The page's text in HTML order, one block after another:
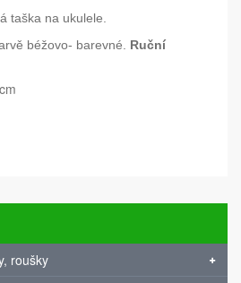
taška na ukulele.
béžovo- barevné.
Ruční
roušky